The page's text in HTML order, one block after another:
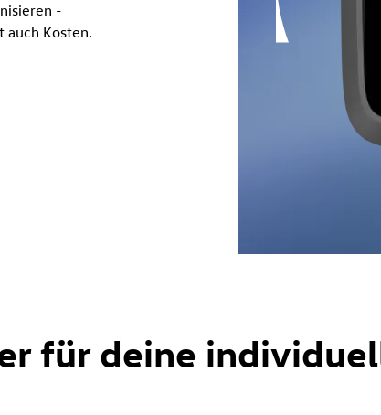
-
auch Kosten.
für deine